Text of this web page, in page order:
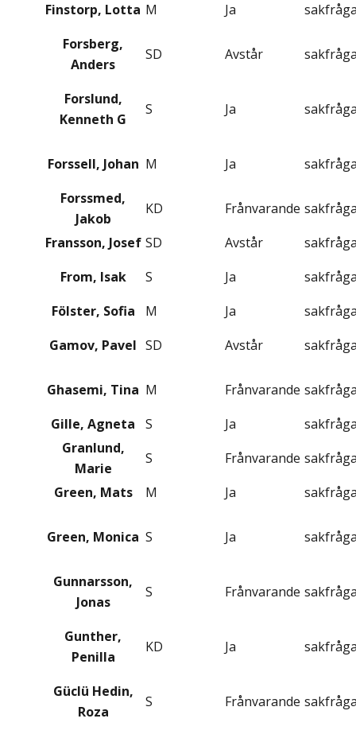
Finstorp, Lotta M Ja
Forsberg,
Anders
SD Avstår
Forslund,
Kenneth G
S Ja
Forssell, Johan M Ja
Forssmed,
Jakob
KD Frånvarande
Fransson, Josef SD Avstår
From, Isak
S Ja
Fölster, Sofia
M Ja
Gamov, Pavel SD Avstår
Ghasemi, Tina M Frånvarande
Gille, Agneta
S Ja
Granlund,
Marie
S Frånvarande
Green, Mats
M Ja
Green, Monica S Ja
Gunnarsson,
Jonas
S Frånvarande
Gunther,
Penilla
KD Ja
Güclü Hedin,
Roza
S Frånvarande